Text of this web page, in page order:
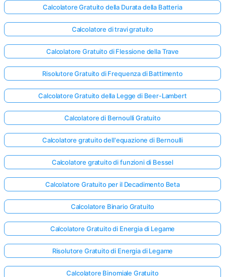
Calcolatore Gratuito della Durata della Batteria
Calcolatore di travi gratuito
Calcolatore Gratuito di Flessione della Trave
Risolutore Gratuito di Frequenza di Battimento
Calcolatore Gratuito della Legge di Beer-Lambert
Calcolatore di Bernoulli Gratuito
Calcolatore gratuito dell'equazione di Bernoulli
Calcolatore gratuito di funzioni di Bessel
Calcolatore Gratuito per il Decadimento Beta
Calcolatore Binario Gratuito
Calcolatore Gratuito di Energia di Legame
Risolutore Gratuito di Energia di Legame
Calcolatore Binomiale Gratuito